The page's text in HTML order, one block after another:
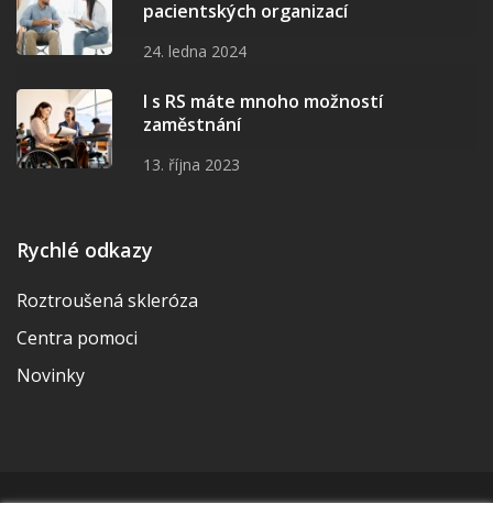
pacientských organizací
24. ledna 2024
I s RS máte mnoho možností
zaměstnání
13. října 2023
Rychlé odkazy
Roztroušená skleróza
Centra pomoci
Novinky